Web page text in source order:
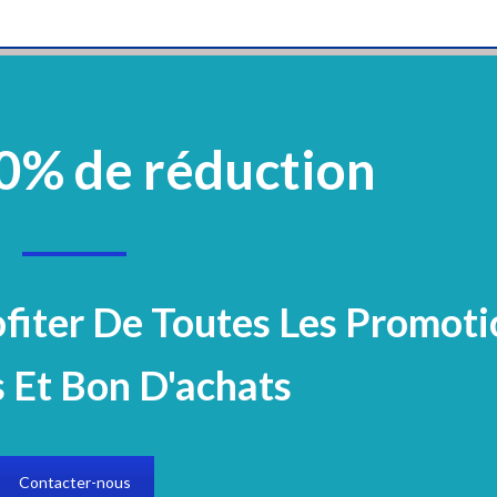
de réduction
De Toutes Les
Et Bon D'achats
Contacter-nous
Plastique Et VerrerieMobilier Réactifs Et Colorants
Electrocardiogramme